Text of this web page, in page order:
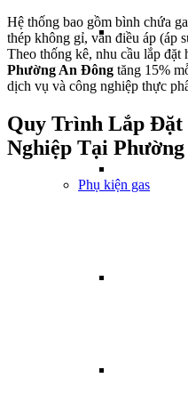
Phụ kiện gas
Hệ thống bao gồm bình chứa
thép không gỉ, van điều áp (áp
Theo thống kê, nhu cầu lắp đặt
Phường An Đông tăng 15%
dịch vụ và công nghiệp thực
Quy Trình Lắp Đặt
Nghiệp Tại